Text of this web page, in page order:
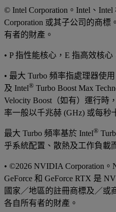
© Intel Corporation。Intel、
Corporation 或其子公司的商
有者的財產。
• P 指性能核心，E 指高效核
• 最大 Turbo 頻率指處理器使用
及 Intel® Turbo Boost Max
Velocity Boost（如有）運行時
率一般以千兆赫 (GHz) 或每秒
最大 Turbo 頻率基於 Intel®
乎系統配置、散熱及工作負載
• ©2026 NVIDIA Corporation
GeForce 和 GeForce RTX 是
國家／地區的註冊商標及／或
各自所有者的財產。